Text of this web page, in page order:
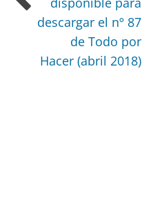
descargar el nº 87
de Todo por
Hacer (abril 2018)